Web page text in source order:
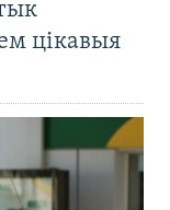
цікавыя